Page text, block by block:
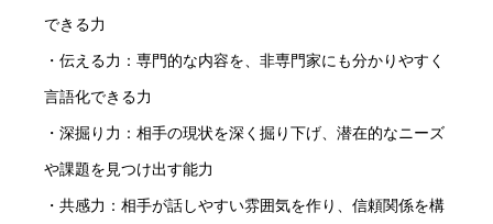
できる力
・伝える力：専門的な内容を、非専門家にも分かりやすく
言語化できる力
・深掘り力：相手の現状を深く掘り下げ、潜在的なニーズ
や課題を見つけ出す能力
・共感力：相手が話しやすい雰囲気を作り、信頼関係を構